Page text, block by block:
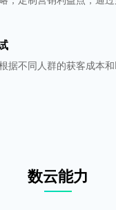
据不同人群的获客成本
数云能力